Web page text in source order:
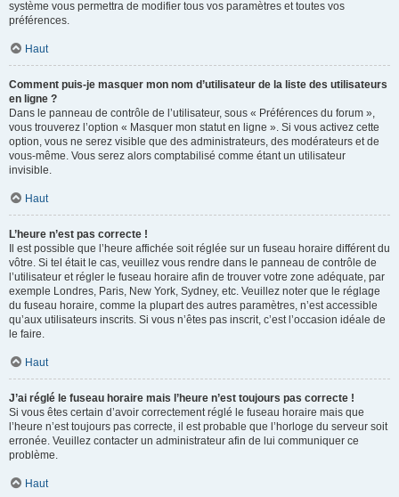
système vous permettra de modifier tous vos paramètres et toutes vos
préférences.
Haut
Comment puis-je masquer mon nom d’utilisateur de la liste des utilisateurs
en ligne ?
Dans le panneau de contrôle de l’utilisateur, sous « Préférences du forum »,
vous trouverez l’option « Masquer mon statut en ligne ». Si vous activez cette
option, vous ne serez visible que des administrateurs, des modérateurs et de
vous-même. Vous serez alors comptabilisé comme étant un utilisateur
invisible.
Haut
L’heure n’est pas correcte !
Il est possible que l’heure affichée soit réglée sur un fuseau horaire différent du
vôtre. Si tel était le cas, veuillez vous rendre dans le panneau de contrôle de
l’utilisateur et régler le fuseau horaire afin de trouver votre zone adéquate, par
exemple Londres, Paris, New York, Sydney, etc. Veuillez noter que le réglage
du fuseau horaire, comme la plupart des autres paramètres, n’est accessible
qu’aux utilisateurs inscrits. Si vous n’êtes pas inscrit, c’est l’occasion idéale de
le faire.
Haut
J’ai réglé le fuseau horaire mais l’heure n’est toujours pas correcte !
Si vous êtes certain d’avoir correctement réglé le fuseau horaire mais que
l’heure n’est toujours pas correcte, il est probable que l’horloge du serveur soit
erronée. Veuillez contacter un administrateur afin de lui communiquer ce
problème.
Haut